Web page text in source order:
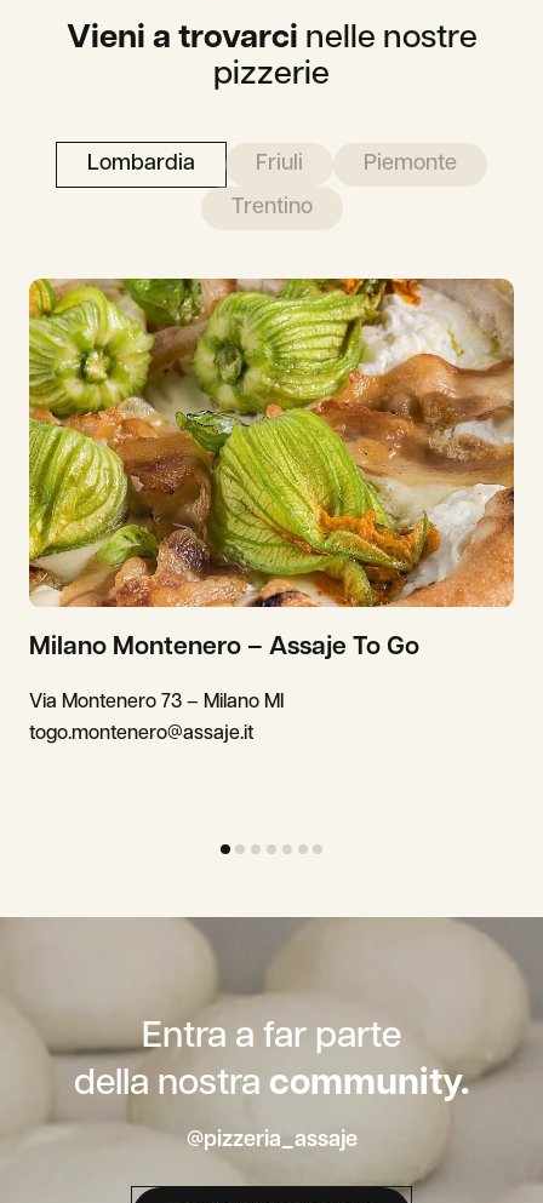
Vieni a trovarci nelle nostre
pizzerie
Lombardia Friuli
Piemonte
Trentino
Milano Montenero – Assaje To Go
Via Montenero 73 – Milano MI
togo.montenero@assaje.it
Entra a far parte
della nostra community.
@pizzeria_assaje